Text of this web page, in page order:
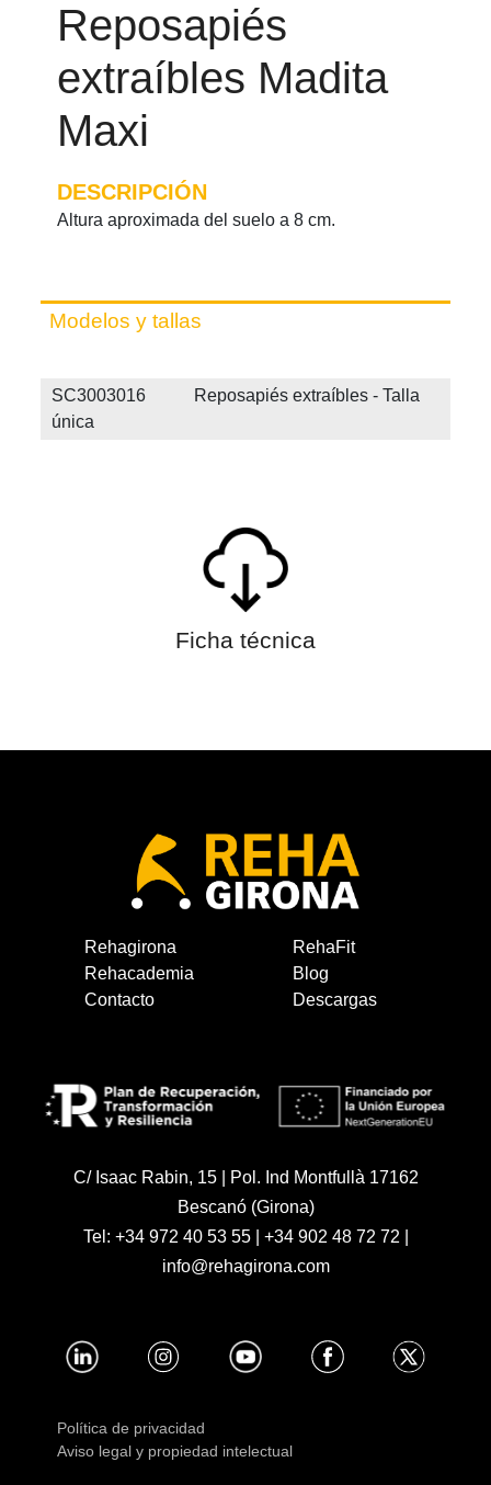
Reposapiés
extraíbles Madita
Maxi
DESCRIPCIÓN
Altura aproximada del suelo a 8 cm.
Modelos y tallas
SC3003016 Reposapiés extraíbles - Talla
única
Ficha técnica
Rehagirona
RehaFit
Rehacademia
Blog
Contacto
Descargas
C/ Isaac Rabin, 15 | Pol. Ind Montfullà 17162
Bescanó (Girona)
Tel: +34 972 40 53 55| +34 902 48 72 72
info@rehagirona.com
Política de privacidad
Aviso legal y propiedad intelectual